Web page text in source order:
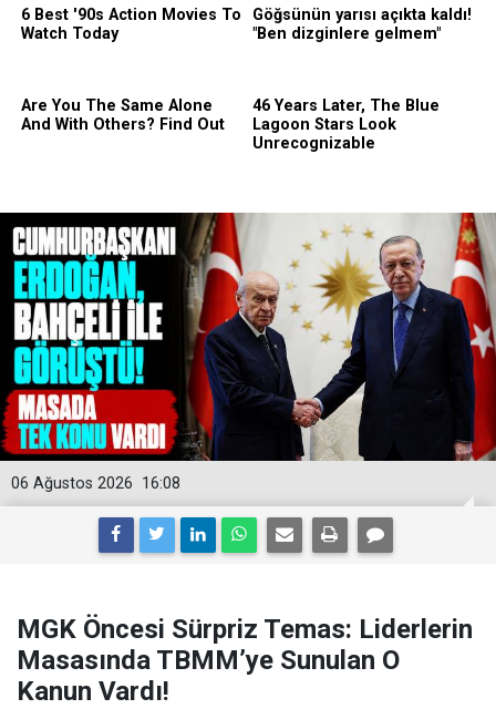
16:08
06 Ağustos 2026
MGK Öncesi Sürpriz Temas: Liderlerin
Masasında TBMM’ye Sunulan O
Kanun Vardı!